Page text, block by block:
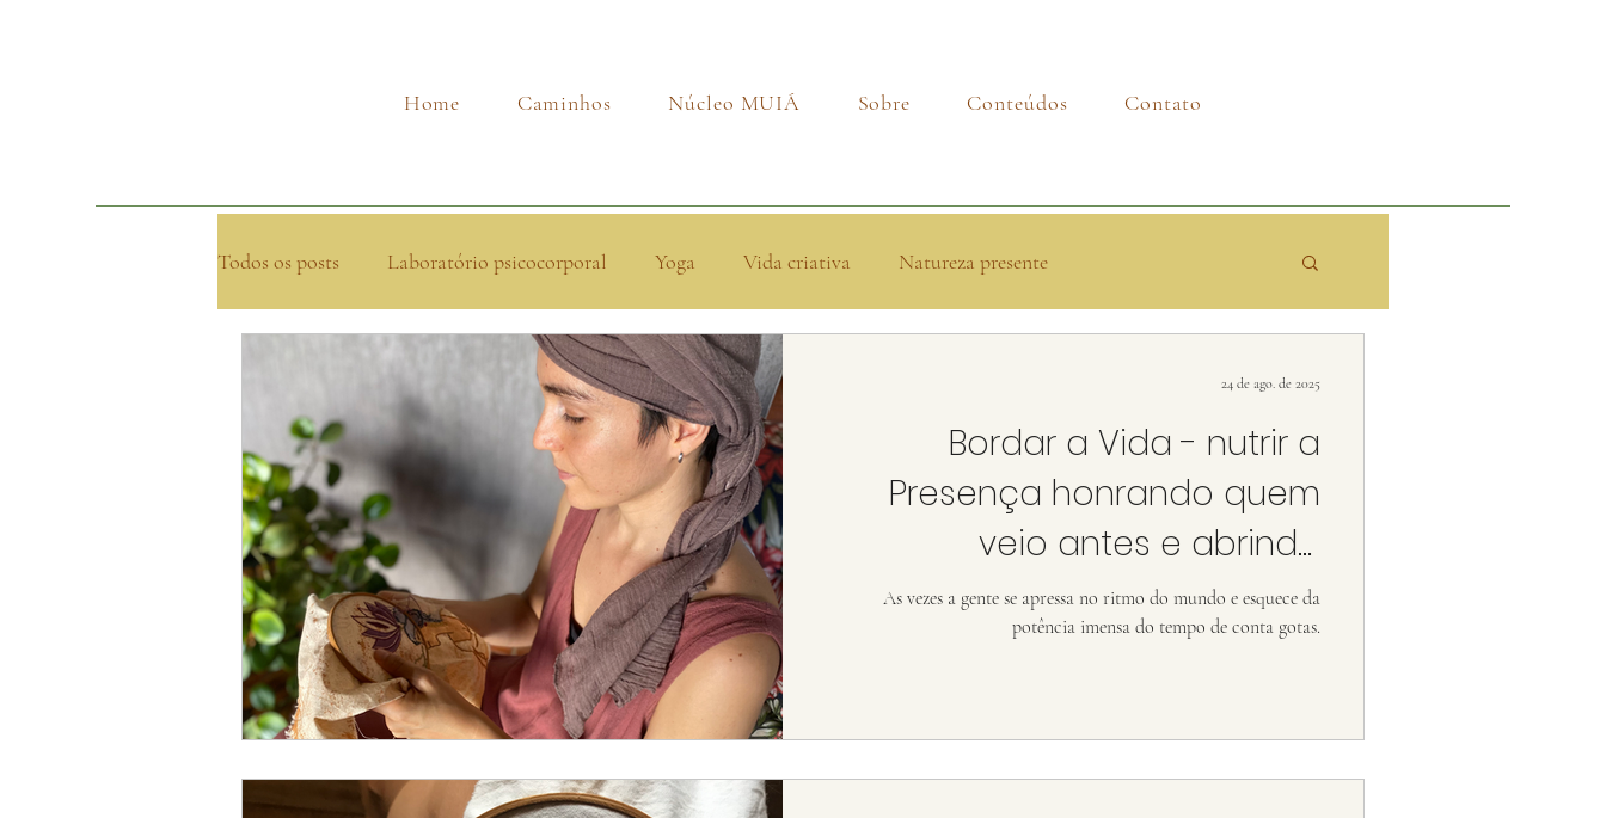
Home Caminhos Núcleo MUIÁ Sobre Conteúdos Contato
Todos os posts Laboratório psicocorporal Yoga Vida criativa Natureza presente
Bordar a Vida - nutrir a
Presença honrando quem
veio antes e abrindo
caminhos pra quem virá
As vezes a gente se apressa no ritmo do mundo e esquece da
potência imensa do tempo de conta gotas.
24 de ago. de 2025